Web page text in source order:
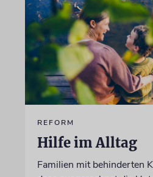
REFORM
Hilfe im Alltag
Familien mit behinderten